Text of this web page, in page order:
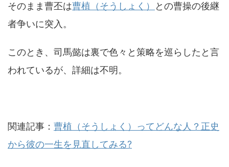
そのまま曹丕は曹植（そうしょく）
との曹操の後継
者争いに突入。
このとき、司馬懿は裏で色々と策略を巡らしたと言
われているが、詳細は不明。
関連記事： 曹植（そうしょく）ってどんな人？正史
から彼の一生を見直してみる?